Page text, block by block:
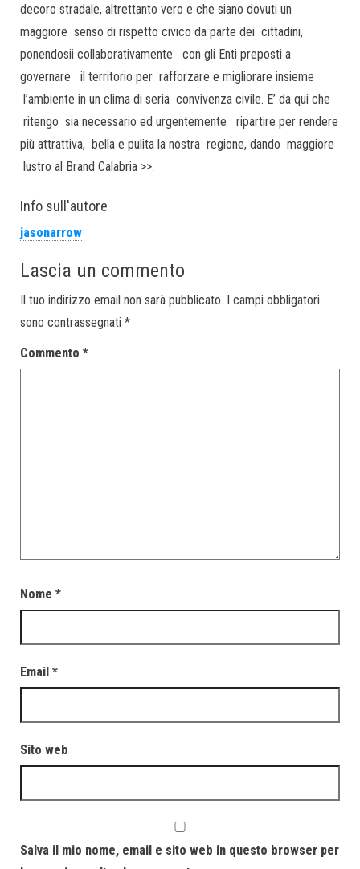
decoro stradale, altrettanto vero e che siano dovuti un
maggiore senso di rispetto civico da parte dei cittadini,
ponendosii collaborativamente con gli Enti preposti a
governare il territorio per rafforzare e migliorare insieme
l’ambiente in un clima di seria convivenza civile. E’ da qui che
ritengo sia necessario ed urgentemente ripartire per rendere
più attrattiva, bella e pulita la nostra regione, dando maggiore
lustro al Brand Calabria >>.
Info sull'autore
jasonarrow
Lascia un commento
Il tuo indirizzo email non sarà pubblicato.
I campi obbligatori
sono contrassegnati *
Commento *
Nome *
Email *
Sito web
Salva il mio nome, email e sito web in questo browser per